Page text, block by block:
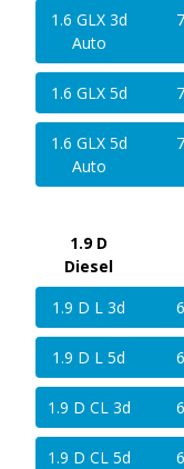
1.6 GLX 3d
Auto
1.6 GLX 5d
1.6 GLX 5d
Auto
1.9 D
Diesel
1.9 D L 3d
1.9 D L 5d
1.9 D CL 3d
1.9 D CL 5d